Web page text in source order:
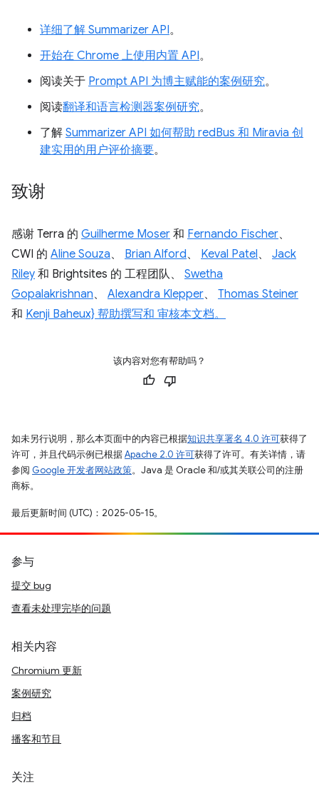
详细了解 Summarizer API。
开始在 Chrome 上使用内置 API。
阅读关于 Prompt API 为博主赋能的案例研究。
阅读翻译和语言检测器案例研究。
了解 Summarizer API 如何帮助 redBus 和 Miravia 创
建实用的用户评价摘要。
致谢
感谢 Terra 的 Guilherme Moser 和 Fernando Fischer、
CWI 的 Aline Souza、 Brian Alford、 Keval Patel、 Jack
Riley 和 Brightsites 的 工程团队、 Swetha
Gopalakrishnan、 Alexandra Klepper、 Thomas Steiner
和 Kenji Baheux} 帮助撰写和 审核本文档。
该内容对您有帮助吗？
如未另行说明，那么本页面中的内容已根据知识共享署名 4.0 许可获得了
许可，并且代码示例已根据Apache 2.0 许可获得了许可。有关详情，请
参阅 Google 开发者网站政策。Java 是 Oracle 和/或其关联公司的注册
商标。
最后更新时间 (UTC)：2025-05-15。
参与
提交 bug
查看未处理完毕的问题
相关内容
Chromium 更新
案例研究
归档
播客和节目
关注